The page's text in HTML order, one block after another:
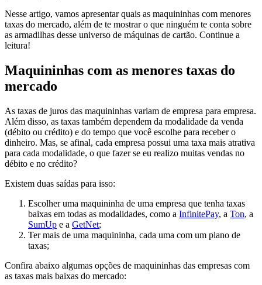
Nesse artigo, vamos apresentar quais as maquininhas com menores
taxas do mercado, além de te mostrar o que ninguém te conta sobre
as armadilhas desse universo de máquinas de cartão. Continue a
leitura!
Maquininhas com as menores taxas do
mercado
As taxas de juros das maquininhas variam de empresa para empresa.
Além disso, as taxas também dependem da modalidade da venda
(débito ou crédito) e do tempo que você escolhe para receber o
dinheiro. Mas, se afinal, cada empresa possui uma taxa mais atrativa
para cada modalidade, o que fazer se eu realizo muitas vendas no
débito e no crédito?
Existem duas saídas para isso:
Escolher uma maquininha de uma empresa que tenha taxas
baixas em todas as modalidades, como a InfinitePay, a Ton, a
SumUp e a GetNet;
Ter mais de uma maquininha, cada uma com um plano de
taxas;
Confira abaixo algumas opções de maquininhas das empresas com
as taxas mais baixas do mercado: